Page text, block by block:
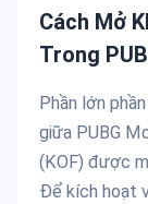
Cách Mở
Trong
Phần lớn
giữa PUBG
(KOF) được
Để kích hoạt